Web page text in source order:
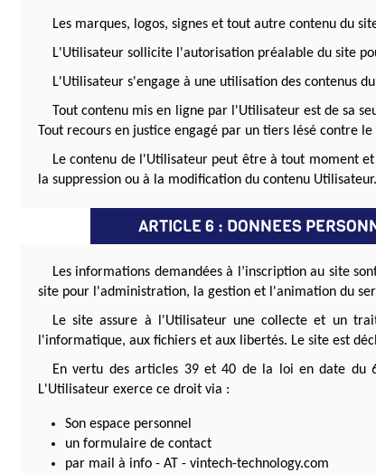
Les marques, logos, signes et tout autre contenu du
L'Utilisateur sollicite l'autorisation préalable du site
L'Utilisateur s'engage à une utilisation des contenus
Tout contenu mis en ligne par l'Utilisateur est de sa
Tout recours en justice engagé par un tiers lésé contre
Le contenu de l'Utilisateur peut être à tout moment
la suppression ou à la modification du contenu Utilisateur.
ARTICLE 6 : DONNEES
Les informations demandées à l’inscription au site
site pour l'administration, la gestion et l'animation du
Le site assure à l'Utilisateur une collecte et un
l'informatique, aux fichiers et aux libertés. Le site est
En vertu des articles 39 et 40 de la loi en date du
L'Utilisateur exerce ce droit via :
Son espace personnel
un formulaire de contact
par mail à info - AT - vintech-technology.com